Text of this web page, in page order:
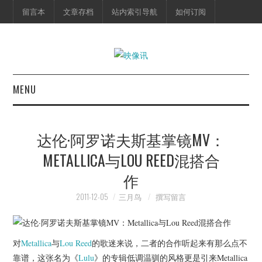
留言本 文章存档 站内索引导航 如何订阅
MENU
映像快讯
脱口秀
达伦·阿罗诺夫斯基掌镜MV：
METALLICA与LOU REED混搭合
作
2011-12-05 三月鸟 撰写留言
对Metallica与Lou Reed的歌迷来说，二者的合作听起来有那么点不
靠谱，这张名为《Lulu》的专辑低调温驯的风格更是引来Metallica